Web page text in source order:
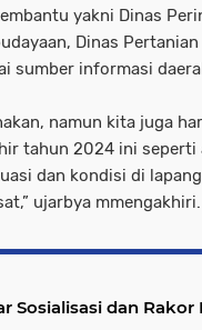
yakni Dinas
Dinas
sumber informasi
namun kita juga
tahun 2024 ini seperti
dan kondisi di
ujarbya
Sosialisasi dan Rakor